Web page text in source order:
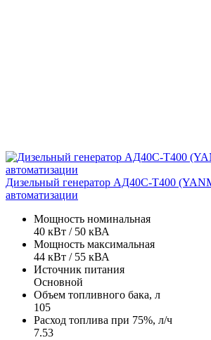
Дизельный генератор АД40С-Т400
автоматизации
Мощность номинальная
40 кВт / 50 кВА
Мощность максимальная
44 кВт / 55 кВА
Источник питания
Основной
Объем топливного бака, л
105
Расход топлива при 75%, л/ч
7.53